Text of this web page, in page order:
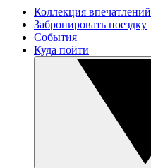
Коллекция впечатлений
Забронировать поездку
События
Куда пойти